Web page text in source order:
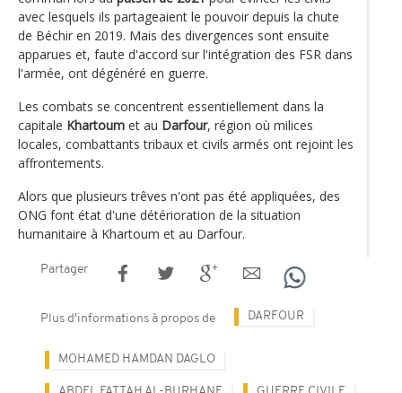
avec lesquels ils partageaient le pouvoir depuis la chute
de Béchir en 2019. Mais des divergences sont ensuite
apparues et, faute d'accord sur l'intégration des FSR dans
l'armée, ont dégénéré en guerre.
Les combats se concentrent essentiellement dans la
capitale Khartoum et au Darfour, région où milices
locales, combattants tribaux et civils armés ont rejoint les
affrontements.
Alors que plusieurs trêves n'ont pas été appliquées, des
ONG font état d'une détérioration de la situation
humanitaire à Khartoum et au Darfour.
Partager
Plus d'informations à propos de DARFOUR
MOHAMED HAMDAN DAGLO